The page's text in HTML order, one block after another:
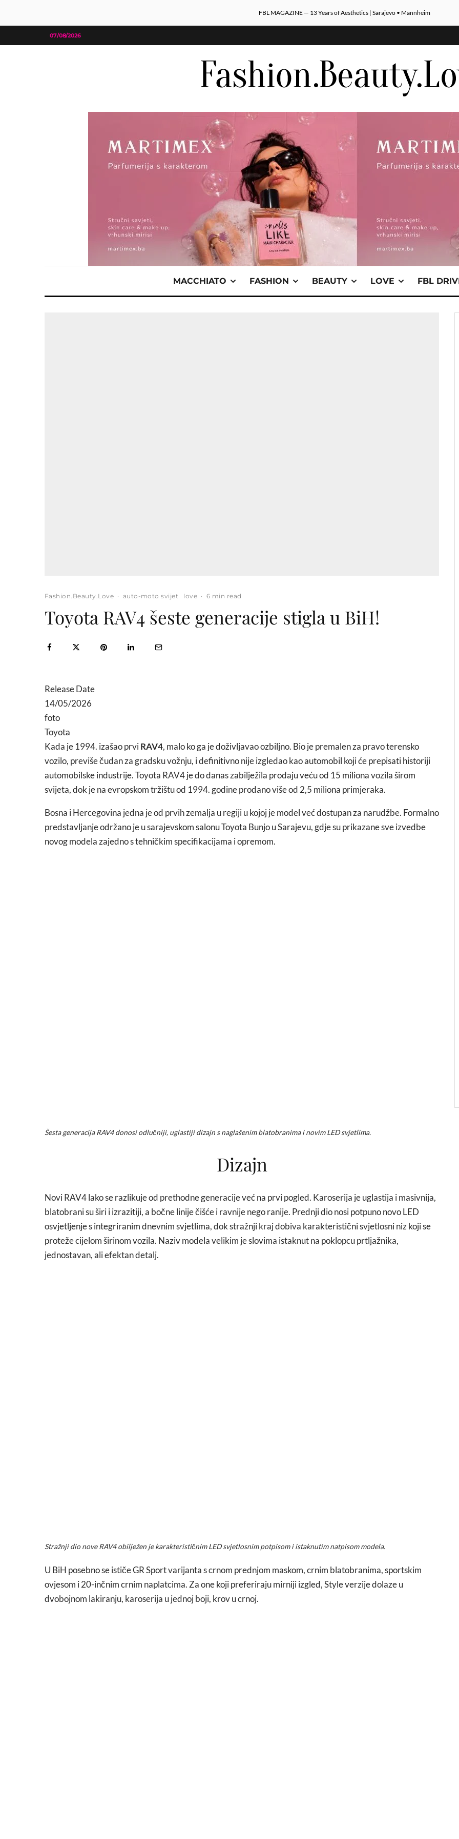
FBL MAGAZINE — 13 Years of Aesthetics | Sarajevo • Mannheim
07/08/2026
MACCHIATO FASHION BEAUTY LOVE FBL
Fashion.Beauty.Love · auto-moto svijet love · 6 min read
Toyota RAV4 šeste generacije stigla u BiH!
Release Date
14/05/2026
foto
Toyota
Kada je 1994. izašao prviRAV4, malo ko ga je doživljavao ozbiljno. Bio je premalen za pravo terensko
vozilo, previše čudan za gradsku vožnju, i definitivno nije izgledao kao automobil koji će prepisati historiji
automobilske industrije.Toyota RAV4 je do danas zabilježila prodaju veću od 15 miliona vozila širom
svijeta, dok je na evropskom tržištu od 1994. godine prodano više od 2,5 miliona primjeraka.
Bosna i Hercegovina jedna je od prvih zemalja u regiji u kojoj je model već dostupan za narudžbe. Formalno
predstavljanje održano je u sarajevskom salonu Toyota Bunjo u Sarajevu, gdje su prikazane sve izvedbe
novog modela zajedno s tehničkim specifikacijama i opremom.
Šesta generacija RAV4 donosi odlučniji, uglastiji dizajn s naglašenim blatobranima i novim LED svjetlima.
Dizajn
Novi RAV4 lako se razlikuje od prethodne generacije već na prvi pogled. Karoserija je uglastija i masivnija,
blatobrani su širi i izrazitiji, a bočne linije čišće i ravnije nego ranije. Prednji dio nosi potpuno novo LED
osvjetljenje s integriranim dnevnim svjetlima, dok stražnji kraj dobiva karakteristični svjetlosni niz koji se
proteže cijelom širinom vozila. Naziv modela velikim je slovima istaknut na poklopcu prtljažnika,
jednostavan, ali efektan detalj.
Stražnji dio nove RAV4 obilježen je karakterističnim LED svjetlosnim potpisom i istaknutim natpisom modela.
U BiH posebno se ističe GR Sport varijanta s crnom prednjom maskom, crnim blatobranima, sportskim
ovjesom i 20-inčnim crnim naplatcima. Za one koji preferiraju mirniji izgled, Style verzije dolaze u
dvobojnom lakiranju, karoserija u jednoj boji, krov u crnoj.